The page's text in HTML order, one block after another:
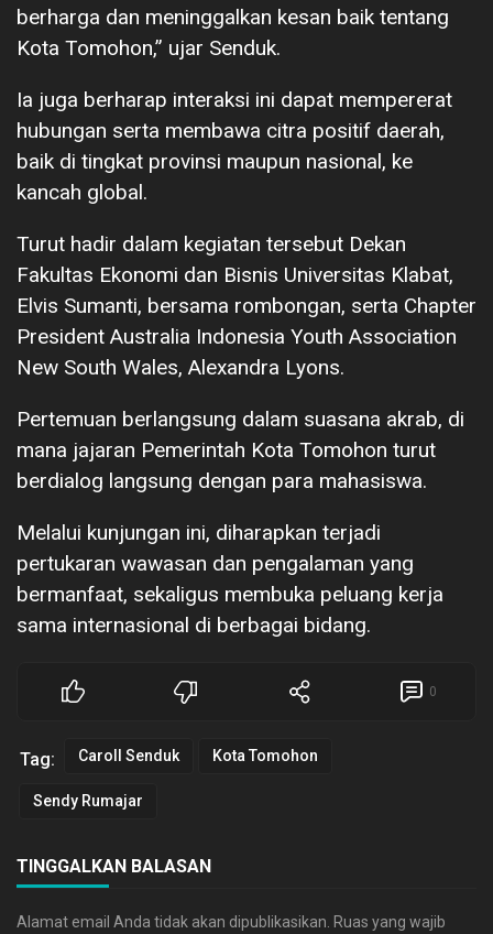
berharga dan meninggalkan kesan baik tentang
Kota Tomohon,” ujar Senduk.
Ia juga berharap interaksi ini dapat mempererat
hubungan serta membawa citra positif daerah,
baik di tingkat provinsi maupun nasional, ke
kancah global.
Turut hadir dalam kegiatan tersebut Dekan
Fakultas Ekonomi dan Bisnis Universitas Klabat,
Elvis Sumanti, bersama rombongan, serta Chapter
President Australia Indonesia Youth Association
New South Wales, Alexandra Lyons.
Pertemuan berlangsung dalam suasana akrab, di
mana jajaran Pemerintah Kota Tomohon turut
berdialog langsung dengan para mahasiswa.
Melalui kunjungan ini, diharapkan terjadi
pertukaran wawasan dan pengalaman yang
bermanfaat, sekaligus membuka peluang kerja
sama internasional di berbagai bidang.
0
Tag: Caroll Senduk Kota Tomohon
Sendy Rumajar
TINGGALKAN BALASAN
Alamat email Anda tidak akan dipublikasikan. Ruas yang wajib